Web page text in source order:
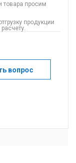
товара просим
продукции
вопрос